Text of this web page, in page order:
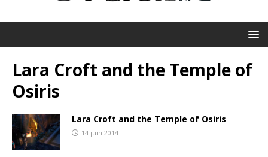
Lara Croft and the Temple of
Osiris
Lara Croft and the Temple of Osiris
14 juin 2014